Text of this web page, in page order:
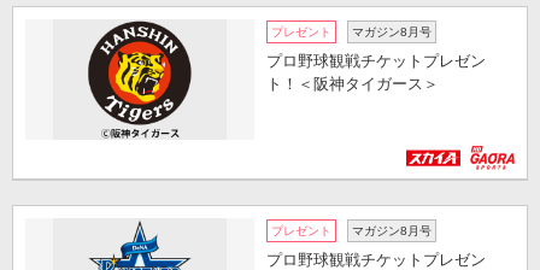
プレゼント マガジン8月号
プロ野球観戦チケットプレゼン
ト！＜阪神タイガース＞
プレゼント マガジン8月号
プロ野球観戦チケットプレゼン